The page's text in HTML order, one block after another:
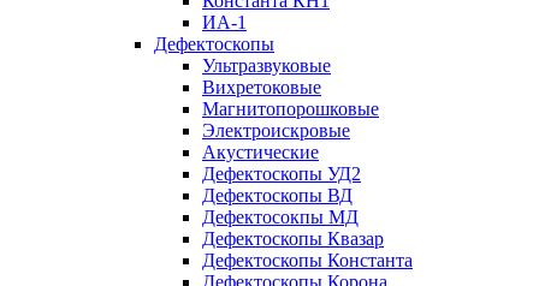
ИА-1
Дефектоскопы
Ультразвуковые
Вихретоковые
Магнитопорошковые
Электроискровые
Акустические
Дефектоскопы УД2
Дефектоскопы ВД
Дефектосокпы МД
Дефектоскопы Квазар
Дефектоскопы Константа
Дефектоскопы Корона